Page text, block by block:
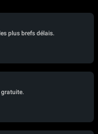
plus brefs délais.
gratuite.